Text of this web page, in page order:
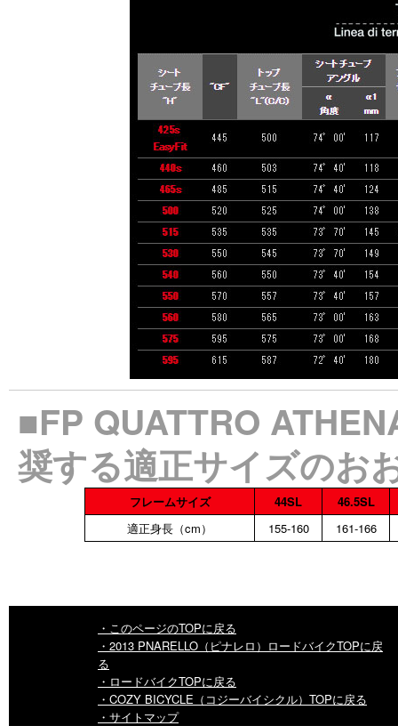
■FP QUATTRO
奨する適正サイズのお
フレームサイズ 44SL
46.5SL
適正身長（cm）
155-160 161-166
・このページのTOPに戻る
・2013 PNARELLO（ピナレロ）ロードバイクTOPに戻
る
・ロードバイクTOPに戻る
・COZY BICYCLE（コジーバイシクル）TOPに戻る
・サイトマップ